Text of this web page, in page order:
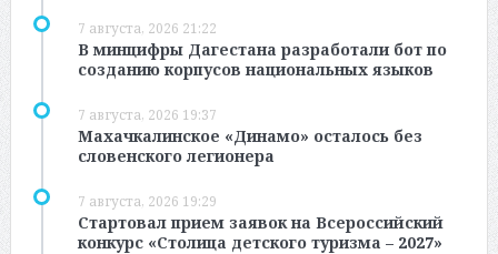
7 августа, 2026 21:22
В минцифры Дагестана разработали бот по
созданию корпусов национальных языков
7 августа, 2026 19:37
Махачкалинское «Динамо» осталось без
словенского легионера
7 августа, 2026 19:29
Стартовал прием заявок на Всероссийский
конкурс «Столица детского туризма – 2027»